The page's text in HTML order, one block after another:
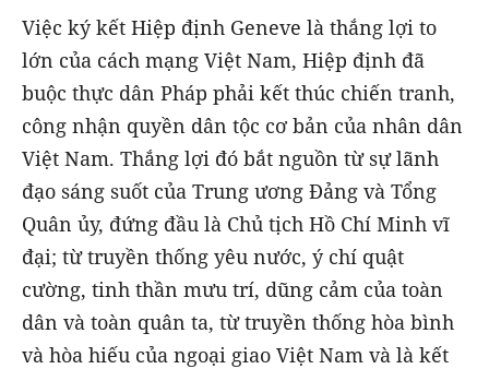
Việc ký kết Hiệp định Geneve là thắng lợi to
lớn của cách mạng Việt Nam, Hiệp định đã
buộc thực dân Pháp phải kết thúc chiến tranh,
công nhận quyền dân tộc cơ bản của nhân dân
Việt Nam. Thắng lợi đó bắt nguồn từ sự lãnh
đạo sáng suốt của Trung ương Đảng và Tổng
Quân ủy, đứng đầu là Chủ tịch Hồ Chí Minh vĩ
đại; từ truyền thống yêu nước, ý chí quật
cường, tinh thần mưu trí, dũng cảm của toàn
dân và toàn quân ta, từ truyền thống hòa bình
và hòa hiếu của ngoại giao Việt Nam và là kết